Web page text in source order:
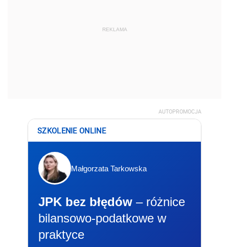
REKLAMA
AUTOPROMOCJA
SZKOLENIE ONLINE
Małgorzata Tarkowska
JPK bez błędów – różnice
bilansowo-podatkowe w
praktyce